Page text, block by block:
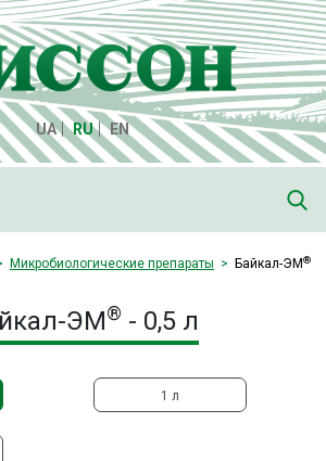
UA RU EN
Микробиологические препараты Байкал-ЭМ ®
ЭМ® - 0,5 л
1 л